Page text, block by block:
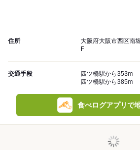
住所
大阪府大阪市西区南
F
交通手段
四ツ橋駅から353m
四ツ橋駅から385m
食べログアプリで